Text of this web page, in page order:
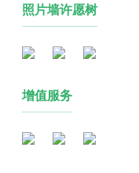
照片墙许愿树
增值服务